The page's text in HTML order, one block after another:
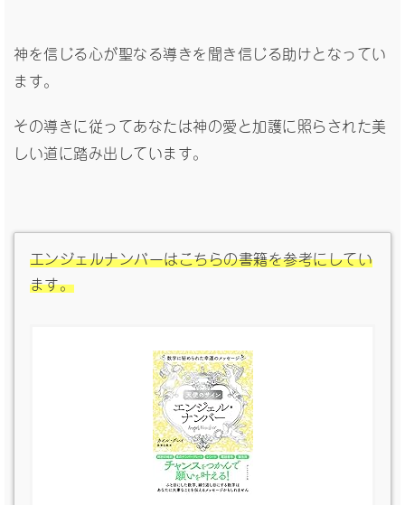
神を信じる心が聖なる導きを聞き信じる助けとなってい
ます。
その導きに従ってあなたは神の愛と加護に照らされた美
しい道に踏み出しています。
エンジェルナンバーはこちらの書籍を参考にしてい
ます。